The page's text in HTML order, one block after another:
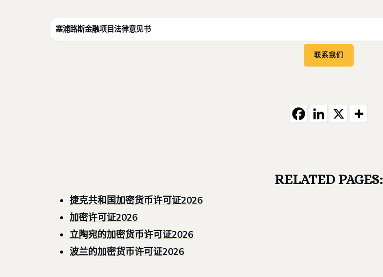
塞浦路斯金融项目法律意见书
联系我们
RELATED PAGES:
捷克共和国加密货币许可证2026
加密许可证2026
立陶宛的加密货币许可证2026
波兰的加密货币许可证2026